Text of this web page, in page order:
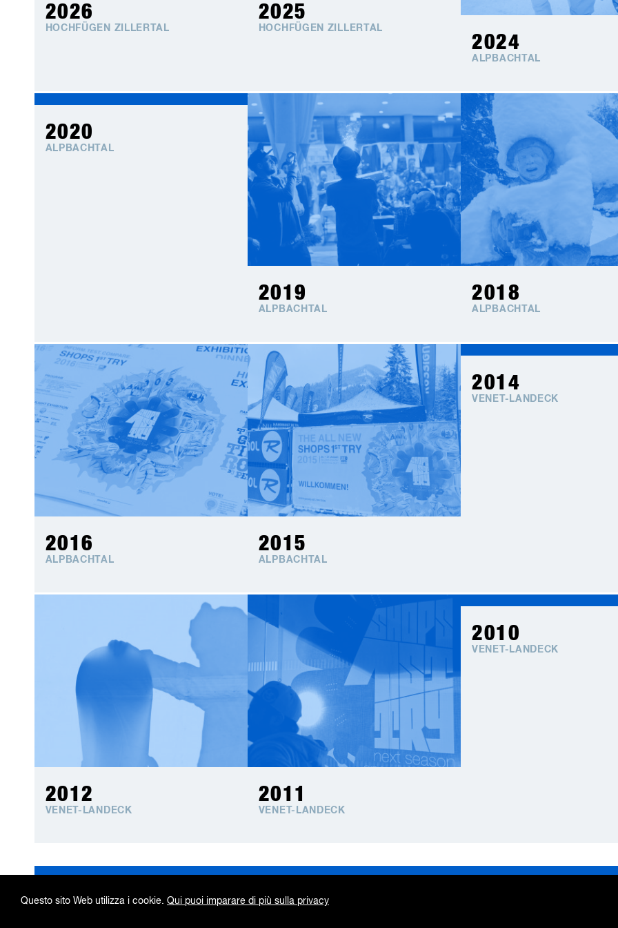
Questo sito Web utilizza i cookie. Qui puoi imparare di più sulla privacy
2026
HOCHFÜGEN ZILLERTAL
2025
HOCHFÜGEN ZILLERTAL
2024
ALPBACHTAL
2020
ALPBACHTAL
2019
ALPBACHTAL
2018
ALPBACHTAL
2016
ALPBACHTAL
2015
ALPBACHTAL
2014
VENET-LANDECK
2012
VENET-LANDECK
2011
VENET-LANDECK
2010
VENET-LANDECK
navigation